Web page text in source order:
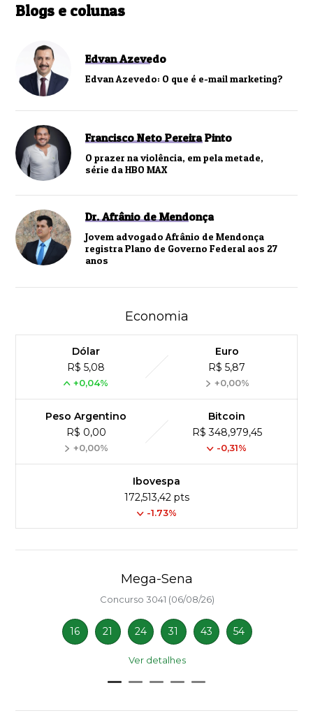
Blogs e colunas
Edvan Azevedo
Edvan Azevedo: O que é e-mail marketing?
Francisco Neto Pereira Pinto
O prazer na violência, em pela metade,
série da HBO MAX
Dr. Afrânio de Mendonça
Jovem advogado Afrânio de Mendonça
registra Plano de Governo Federal aos 27
anos
Economia
Dólar
R$ 5,08
+0,04%
Euro
R$ 5,87
+0,00%
Peso Argentino
R$ 0,00
+0,00%
Bitcoin
R$ 348,979,45
-0,31%
Ibovespa
172,513,42 pts
-1.73%
Mega-Sena
Concurso 3041 (06/08/26)
16 21 24 31 43 54
Ver detalhes